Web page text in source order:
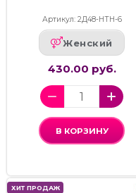
Артикул: 2Д48-НТН-6
Женский
430.00 руб.
В КОРЗИНУ
ХИТ ПРОДАЖ